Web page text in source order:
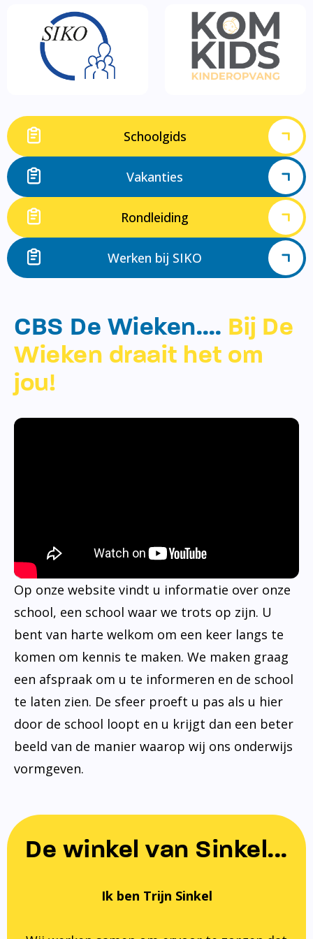
Schoolgids
Vakanties
Rondleiding
Werken bij SIKO
CBS De Wieken…. Bij De
Wieken draait het om
jou!
Op onze website vindt u informatie over onze
school, een school waar we trots op zijn. U
bent van harte welkom om een keer langs te
komen om kennis te maken. We maken graag
een afspraak om u te informeren en de school
te laten zien. De sfeer proeft u pas als u hier
door de school loopt en u krijgt dan een beter
beeld van de manier waarop wij ons onderwijs
vormgeven.
De winkel van Sinkel...
Ik ben Trijn Sinkel